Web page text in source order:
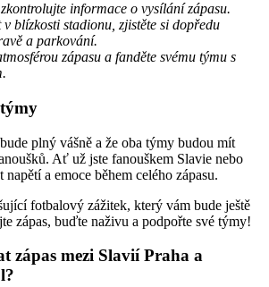
informace o vysílání zápasu.
v blízkosti stadionu, zjistěte si dopředu
a parkování.
zápasu a fanděte svému týmu s
plný vášně a že oba týmy budou mít
Ať už jste fanouškem Slavie nebo
a emoce během celého zápasu.
fotbalový zážitek, který vám bude ještě
zápas, buďte naživu a podpořte své týmy!
zápas mezi Slavií Praha a